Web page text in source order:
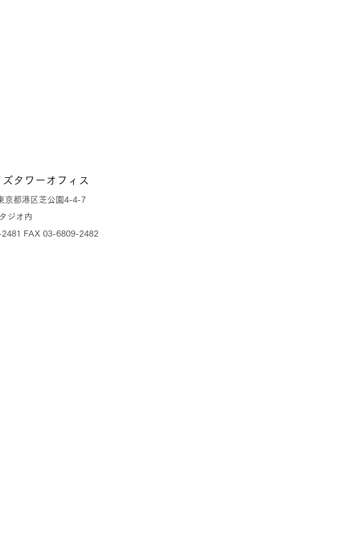
ズタワーオフィス
京都港区芝公園4-4-7
ジオ内
FAX 03-6809-2482